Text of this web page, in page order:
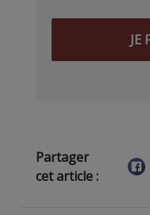
JE
Partager
cet article :